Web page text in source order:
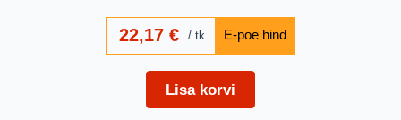
22,17 € tk
Lisa korvi